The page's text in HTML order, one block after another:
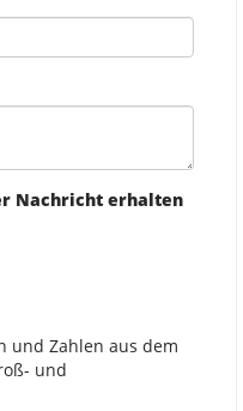
Nachricht erhalten
und Zahlen aus dem
und